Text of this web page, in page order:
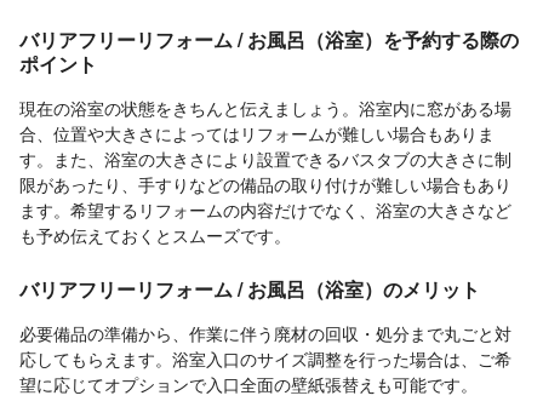
バリアフリーリフォーム / お風呂（浴室）を予約する際の
ポイント
現在の浴室の状態をきちんと伝えましょう。浴室内に窓がある場
合、位置や大きさによってはリフォームが難しい場合もありま
す。また、浴室の大きさにより設置できるバスタブの大きさに制
限があったり、手すりなどの備品の取り付けが難しい場合もあり
ます。希望するリフォームの内容だけでなく、浴室の大きさなど
も予め伝えておくとスムーズです。
バリアフリーリフォーム / お風呂（浴室）のメリット
必要備品の準備から、作業に伴う廃材の回収・処分まで丸ごと対
応してもらえます。浴室入口のサイズ調整を行った場合は、ご希
望に応じてオプションで入口全面の壁紙張替えも可能です。